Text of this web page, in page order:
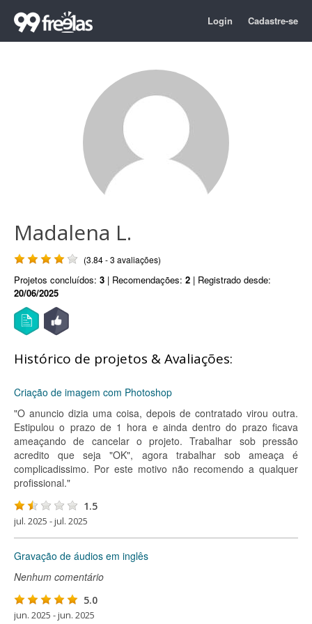
Login Cadastre-se
Madalena L.
(3.84 - 3 avaliações)
Projetos concluídos: 3 | Recomendações: 2 | Registrado desde:
20/06/2025
Histórico de projetos & Avaliações:
Criação de imagem com Photoshop
"O anuncio dizia uma coisa, depois de contratado virou outra.
Estipulou o prazo de 1 hora e ainda dentro do prazo ficava
ameaçando de cancelar o projeto. Trabalhar sob pressão
acredito que seja "OK", agora trabalhar sob ameaça é
complicadissimo. Por este motivo não recomendo a qualquer
profissional."
1.5
jul. 2025 - jul. 2025
Gravação de áudios em inglês
Nenhum comentário
5.0
jun. 2025 - jun. 2025